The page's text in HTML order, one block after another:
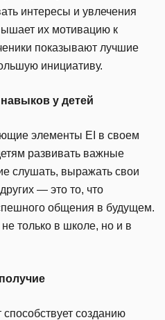
интересы и увлечения
их мотивацию к
показывают лучшие
инициативу.
у детей
элементы EI в своем
развивать важные
слушать, выражать свои
— это то, что
общения в будущем.
только в школе, но и в
созданию